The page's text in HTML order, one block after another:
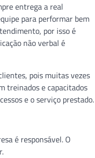
entrega a real
para performar bem
por isso é
não verbal é
pois muitas vezes
treinados e capacitados
e o serviço prestado.
é responsável. O